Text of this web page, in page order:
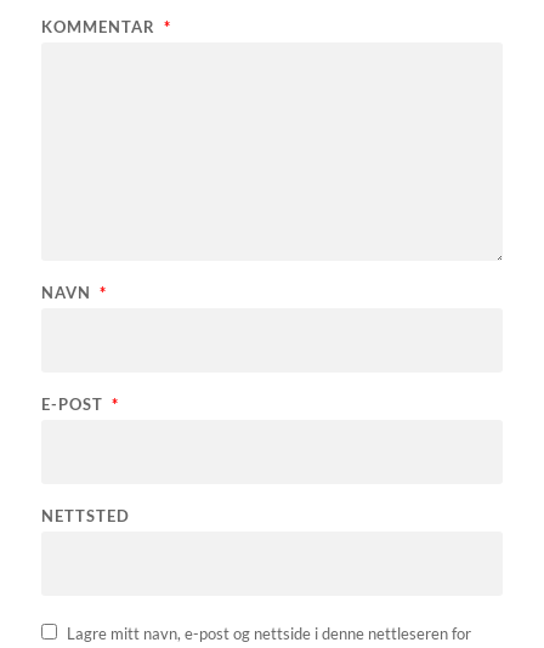
KOMMENTAR *
NAVN *
E-POST *
NETTSTED
Lagre mitt navn, e-post og nettside i denne nettleseren for